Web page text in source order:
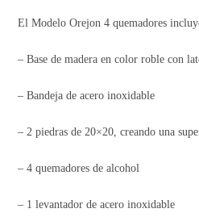
El Modelo Orejon 4 quemadores
– Base de madera en color roble con
– Bandeja de acero inoxidable
– 2 piedras de 20×20, creando una
– 4 quemadores de alcohol
– 1 levantador de acero inoxidable